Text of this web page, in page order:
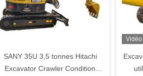
SANY 35U 3,5 tonnes Hitachi
Excavator Crawler Condition
Vidéo